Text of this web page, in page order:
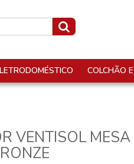
COLCHÃO
VENTISOL